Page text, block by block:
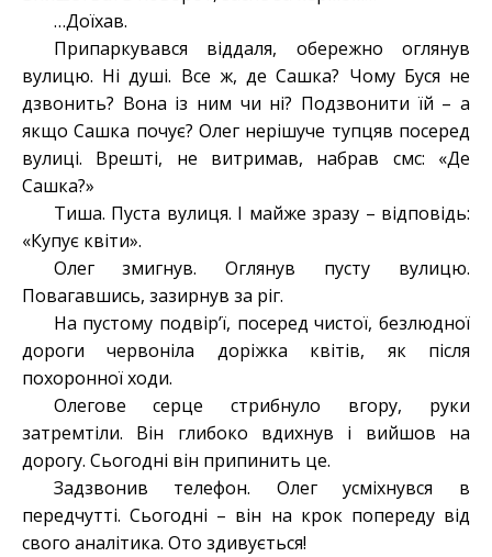
…Доїхав.
Припаркувався віддаля, обережно оглянув
вулицю. Ні душі. Все ж, де Сашка? Чому Буся не
дзвонить? Вона із ним чи ні? Подзвонити їй – а
якщо Сашка почує? Олег нерішуче тупцяв посеред
вулиці. Врешті, не витримав, набрав смс: «Де
Сашка?»
Тиша. Пуста вулиця. І майже зразу – відповідь:
«Купує квіти».
Олег змигнув. Оглянув пусту вулицю.
Повагавшись, зазирнув за ріг.
На пустому подвір’ї, посеред чистої, безлюдної
дороги червоніла доріжка квітів, як після
похоронної ходи.
Олегове серце стрибнуло вгору, руки
затремтіли. Він глибоко вдихнув і вийшов на
дорогу. Сьогодні він припинить це.
Задзвонив телефон. Олег усміхнувся в
передчутті. Сьогодні – він на крок попереду від
свого аналітика. Ото здивується!